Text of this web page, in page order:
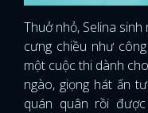
Thuở nhỏ, Selina
cưng chiều như
một cuộc thi dành
ngào, giọng hát ấn
quán quân rồi